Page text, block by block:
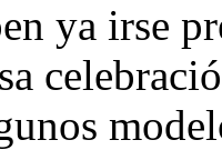
ya irse